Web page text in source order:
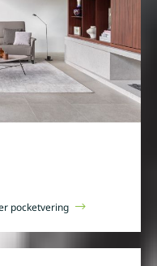
pocketvering